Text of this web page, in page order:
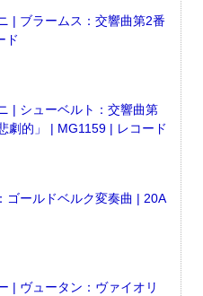
| ブラームス：交響曲第2番
ド
| シューベルト：交響曲第
劇的」 | MG1159 | レコード
ゴールドベルク変奏曲 | 20A
| ヴュータン：ヴァイオリ